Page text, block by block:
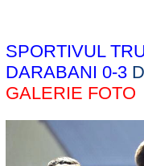
SPORTIVUL
DARABANI 0-3
GALERIE FOTO